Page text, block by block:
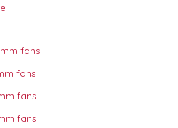
fans
fans
fans
fans